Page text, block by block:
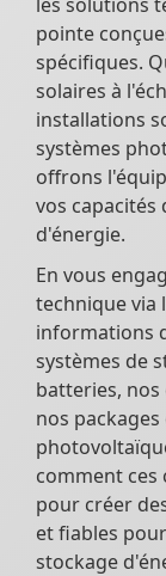
pointe
spécifiques.
solaires à
installations
systèmes
offrons
vos
d'énergie.
En vous
technique via
informations
systèmes de
batteries,
nos
comment
pour créer
et fiables
stockage